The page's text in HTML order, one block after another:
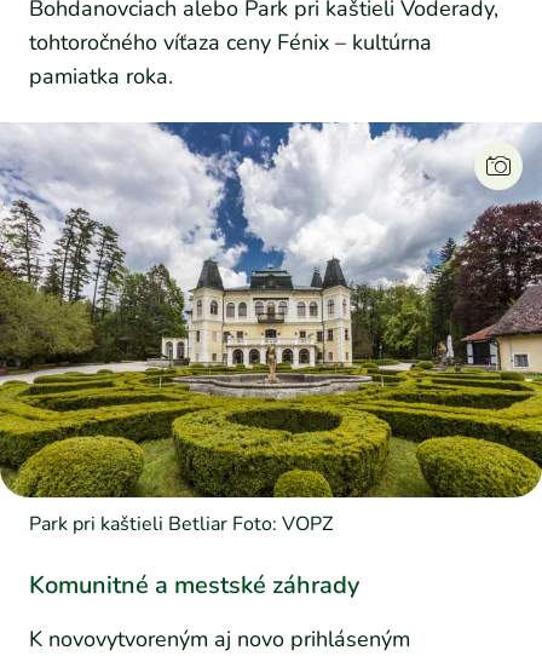
Bohdanovciach alebo Park pri kaštieli Voderady,
tohtoročného víťaza ceny Fénix – kultúrna
pamiatka roka.
Park pri kaštieli Betliar Foto: VOPZ
Komunitné a mestské záhrady
K novovytvoreným aj novo prihláseným